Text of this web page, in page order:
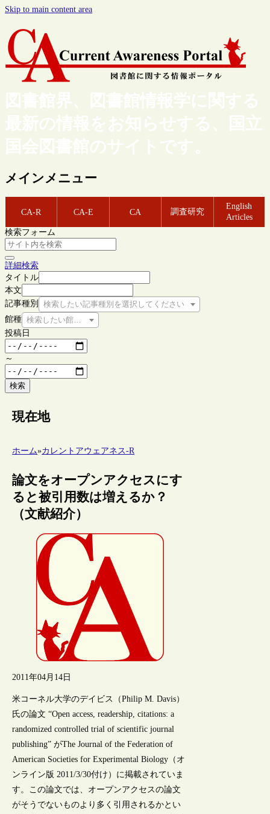
Skip to main content area
図書館界、図書館情報学に関する
最新の情報をお知らせする、国立
国会図書館のサイトです。
メインメニュー
CA-R CA-E CA 調査研究
English
Articles
検索フォーム
詳細検索
タイトル
本文
記事種別
検索したい記事種別を選択してください
館種 検索したい館種を選択してください
投稿日
～
検索
現在地
ホーム»カレントアウェアネス-R
論文をオープンアクセスにす
ると被引用数は増えるか？
（文献紹介）
2011年04月14日
米コーネル大学のデイビス（Philip M. Davis）
氏の論文 “Open access, readership, citations: a
randomized controlled trial of scientific journal
publishing” がThe Journal of the Federation of
American Societies for Experimental Biology（オ
ンライン版 2011/3/30付け）に掲載されていま
す。この論文では、オープンアクセスの論文
がそうでないものより多く引用されるかとい